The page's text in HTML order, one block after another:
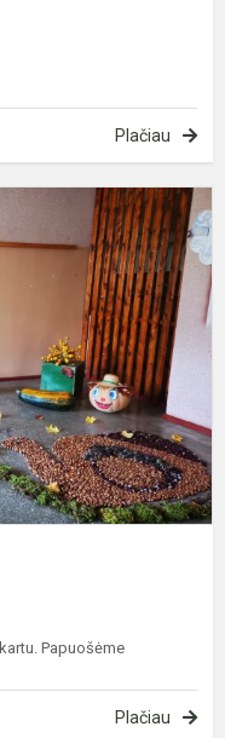
Plačiau
Papuošėme
Plačiau